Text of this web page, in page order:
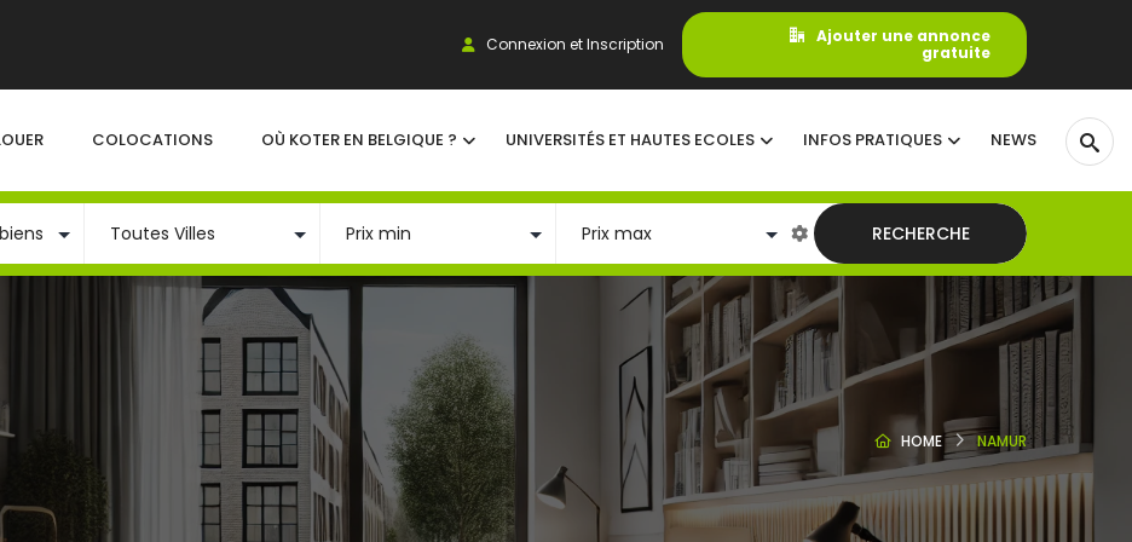
Connexion et Inscription
Ajouter une annonce
gratuite
COLOCATIONS OÙ KOTER EN BELGIQUE ? UNIVERSITÉS ET HAUTES ECOLES INFOS PRATIQUES NEWS
RECHERCHE
HOME NAMUR